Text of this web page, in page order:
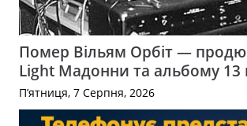
Помер Вільям Орбіт —
Light Мадонни та альбому 13
П’ятниця, 7 Серпня, 2026